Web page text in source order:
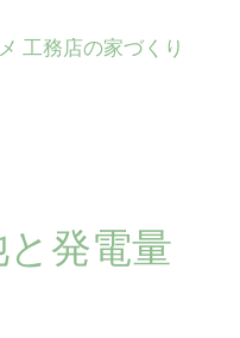
工務店の家づくり
発電量